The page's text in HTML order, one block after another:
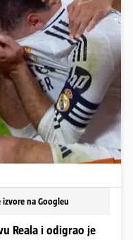
na Googleu
Reala i odigrao je